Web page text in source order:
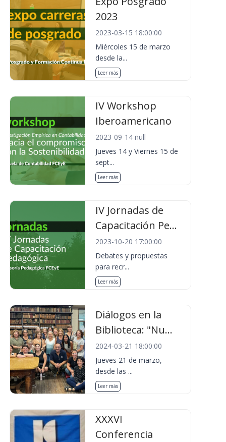
2023
2023-03-15 18:00:00
Miércoles 15 de marzo
desde la...
Leer más
IV Workshop
Iberoamericano
2023-09-14 null
Jueves 14 y Viernes 15 de
sept...
Leer más
IV Jornadas de
Capacitación Pe...
2023-10-20 17:00:00
Debates y propuestas
para recr...
Leer más
Diálogos en la
Biblioteca: "Nu...
2024-03-21 18:00:00
Jueves 21 de marzo,
desde las ...
Leer más
XXXVI
Conferencia